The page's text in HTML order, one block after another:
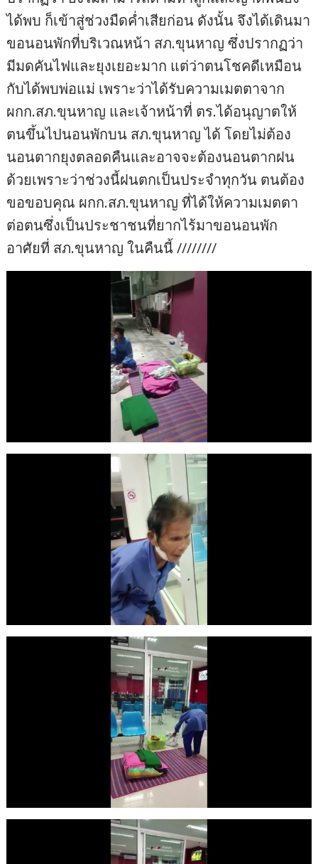
ได้พบ ก็เข้าสู่ช่วงมืดค่ำเสียก่อน ดังนั้น จึงได้เดินมา
ขอนอนพักที่บริเวณหน้า สภ.ขุนหาญ ซึ่งปรากฏว่า
มีมดคันไฟและยุงเยอะมาก แต่ว่าตนโชคดีเหมือน
กับได้พบพ่อแม่ เพราะว่าได้รับความเมตตาจาก
ผกก.สภ.ขุนหาญ และเจ้าหน้าที่ ตร.ได้อนุญาตให้
ตนขึ้นไปนอนพักบน สภ.ขุนหาญ ได้ โดยไม่ต้อง
นอนตากยุงตลอดคืนและอาจจะต้องนอนตากฝน
ด้วยเพราะว่าช่วงนี้ฝนตกเป็นประจำทุกวัน ตนต้อง
ขอขอบคุณ ผกก.สภ.ขุนหาญ ที่ได้ให้ความเมตตา
ต่อตนซึ่งเป็นประชาชนที่ยากไร้มาขอนอนพัก
อาศัยที่ สภ.ขุนหาญ ในคืนนี้ ////////